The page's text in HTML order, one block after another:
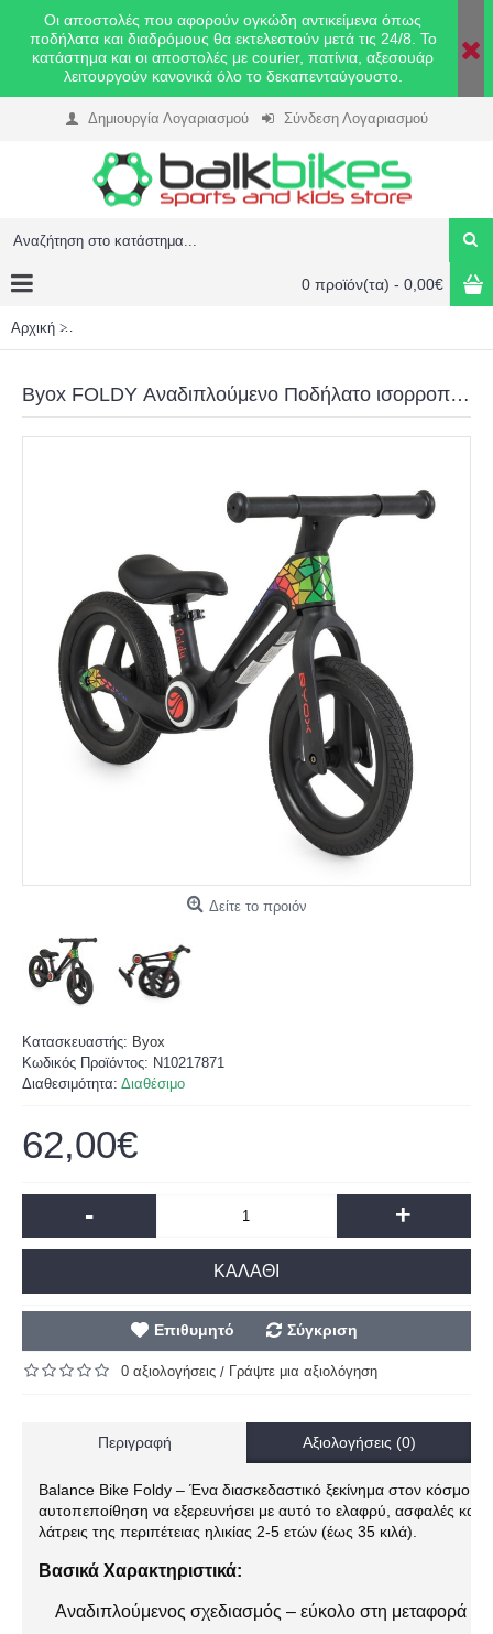
Οι αποστολές που αφορούν ογκώδη αντικείμενα όπως
ποδήλατα και διαδρόμους θα εκτελεστούν μετά τις 24/8. Το
κατάστημα και οι αποστολές με courier, πατίνια, αξεσουάρ
λειτουργούν κανονικά όλο το δεκαπενταύγουστο.
Δημιουργία Λογαριασμού Σύνδεση Λογαριασμού
0 προϊόν(τα) - 0,00€
Αρχική
Byox FOLDY Αναδιπλούμενο Ποδήλατο ισορροπίας μα΄ύρο 3800146229283
Δείτε το προιόν
Κατασκευαστής: Byox
Κωδικός Προϊόντος: N10217871
Διαθεσιμότητα: Διαθέσιμο
62,00€
- +
ΚΑΛΆΘΙ
Επιθυμητό Σύγκριση
0 αξιολογήσεις / Γράψτε μια αξιολόγηση
Περιγραφή Αξιολογήσεις (0)
Balance Bike Foldy – Ένα διασκεδαστικό ξεκίνημα στον κόσμο
αυτοπεποίθηση να εξερευνήσει με αυτό το ελαφρύ, ασφαλές και
λάτρεις της περιπέτειας ηλικίας 2-5 ετών (έως 35 κιλά).
Βασικά Χαρακτηριστικά:
Αναδιπλούμενος σχεδιασμός – εύκολο στη μεταφορά